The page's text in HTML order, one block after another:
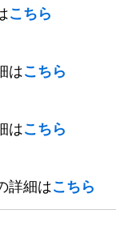
こちら
はこちら
はこちら
詳細はこちら